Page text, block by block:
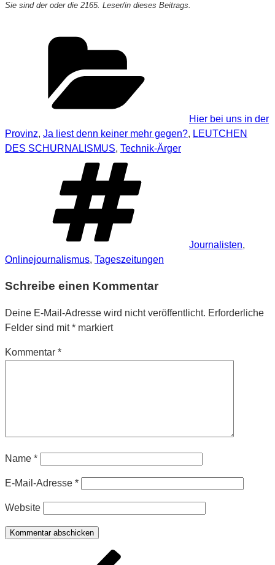
Sie sind der oder die 2165. Leser/in dieses Beitrags.
Hier bei uns in der
Provinz, Ja liest denn keiner mehr gegen?, LEUTCHEN
DES SCHURNALISMUS, Technik-Ärger
Journalisten,
Onlinejournalismus, Tageszeitungen
Schreibe einen Kommentar
Deine E-Mail-Adresse wird nicht veröffentlicht. Erforderliche
Felder sind mit* markiert
Kommentar *
Name *
E-Mail-Adresse *
Website
Beitragsnavigation